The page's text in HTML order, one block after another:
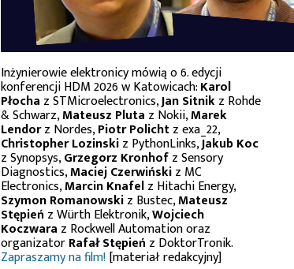
Inżynierowie elektronicy mówią o 6. edycji
konferencji HDM 2026 w Katowicach:Karol
Płocha z STMicroelectronics,Jan Sitnikz Rohde
& Schwarz,Mateusz Pluta z Nokii,Marek
Lendorz Nordes,Piotr Polichtz exa_22,
Christopher Lozinskiz PythonLinks,Jakub Koc
z Synopsys,Grzegorz Kronhofz Sensory
Diagnostics,Maciej Czerwińskiz MC
Electronics,Marcin Knafelz Hitachi Energy,
Szymon Romanowskiz Bustec,Mateusz
Stępień z Würth Elektronik,Wojciech
Koczwara z Rockwell Automation oraz
organizatorRafał Stępień z DoktorTronik.
Zapraszamy na film![materiał redakcyjny]